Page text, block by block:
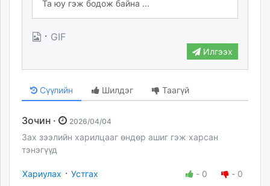
· GIF
Илгээх
Сүүлийн Шилдэг Таагүй
Зочин · 2026/04/04
Зах зээлийн харилцааг өндөр ашиг гэж харсан
тэнэгүүд
Хариулах · Устгах - 0 - 0